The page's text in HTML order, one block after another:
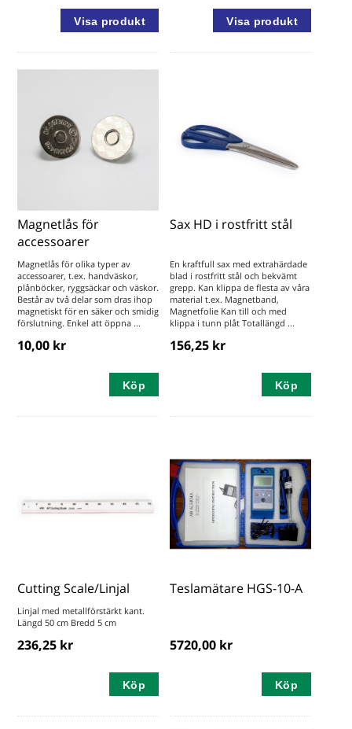
Magnetlås för
accessoarer
Magnetlås för olika typer av
accessoarer, t.ex. handväskor,
plånböcker, ryggsäckar och väskor.
Består av två delar som dras ihop
magnetiskt för en säker och smidig
förslutning. Enkel att öppna ...
10,00 kr
Köp
Sax HD i rostfritt stål
En kraftfull sax med extrahärdade
blad i rostfritt stål och bekvämt
grepp. Kan klippa de flesta av våra
material t.ex. Magnetband,
Magnetfolie Kan till och med
klippa i tunn plåt Totallängd ...
156,25 kr
Köp
Cutting Scale/Linjal
Linjal med metallförstärkt kant.
Längd 50 cm Bredd 5 cm
236,25 kr
Köp
Teslamätare HGS-10-A
5720,00 kr
Köp